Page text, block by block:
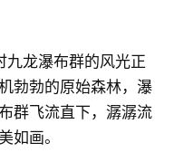
九龙瀑布群的风光正
勃勃的原始森林，瀑
群飞流直下，潺潺流
如画。